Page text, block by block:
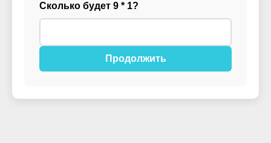
Сколько будет 9 * 1?
Продолжить